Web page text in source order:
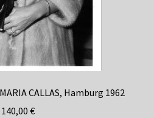
CALLAS, Hamburg 1962
140,00 €